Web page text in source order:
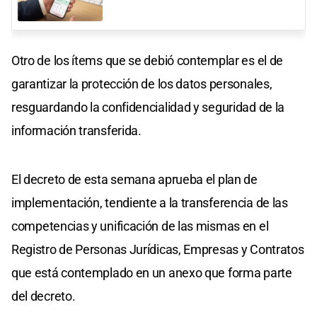
Otro de los ítems que se debió contemplar es el de
garantizar la protección de los datos personales,
resguardando la confidencialidad y seguridad de la
información transferida.
El decreto de esta semana aprueba el plan de
implementación, tendiente a la transferencia de las
competencias y unificación de las mismas en el
Registro de Personas Jurídicas, Empresas y Contratos
que está contemplado en un anexo que forma parte
del decreto.